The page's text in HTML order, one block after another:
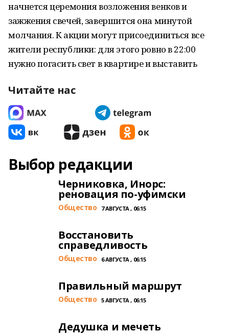
начнется церемония возложения венков и
зажжения свечей, завершится она минутой
молчания. К акции могут присоединиться все
жители республики: для этого ровно в 22:00
нужно погасить свет в квартире и выставить
Читайте нас
Выбор редакции
Черниковка, Инорс:
реновация по-уфимски
Общество 7 АВГУСТА , 06:15
Восстановить
справедливость
Общество 6 АВГУСТА , 06:15
Правильный маршрут
Общество 5 АВГУСТА , 06:15
Дедушка и мечеть